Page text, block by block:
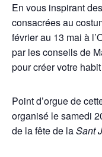
En vous inspirant
consacrées au
février au 13 mai à
par les conseils de
pour créer votre
Point d’orgue de
organisé le samedi
de la fête de laSant